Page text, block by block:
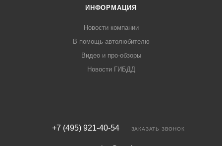
ИНФОРМАЦИЯ
Новости компании
В помощь автолюбителю
Видео и про-обзоры
Новости ГИБДД
+7 (495) 921-40-54 ЗАКАЗАТЬ ЗВОНОК